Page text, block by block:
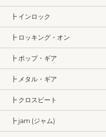
┣ インロック
┣ ロッキング・オン
┣ ポップ・ギア
┣ メタル・ギア
┣ クロスビート
┣ jam (ジャム)